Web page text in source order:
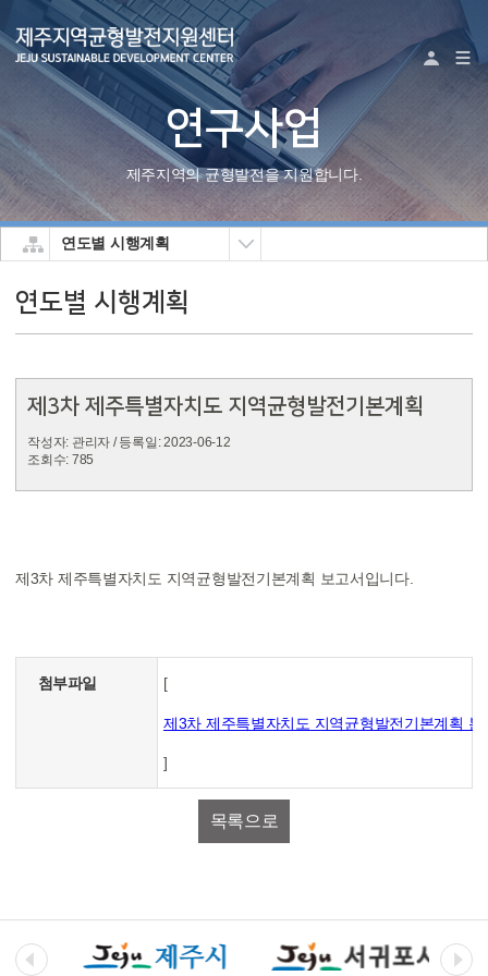
로그
연구사업
제주지역의균형발전을지원합니다.
연도별시행계획
연도별시행계획
제3차제주특별자치도지역균형발전기본계획
작성자:관리자 /등록일:2023-06-12
조회수:785
제3차제주특별자치도지역균형발전기본계획보고서입니다.
첨부파일 [
제3차제주특별자치도지역균형발전기본계획본
]
목록으로
이전 다음